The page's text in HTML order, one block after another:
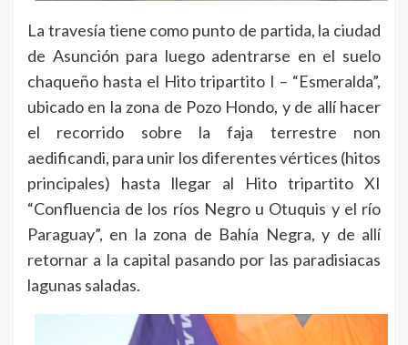
La travesía tiene como punto de partida, la ciudad
de Asunción para luego adentrarse en el suelo
chaqueño hasta el Hito tripartito I – “Esmeralda”,
ubicado en la zona de Pozo Hondo, y de allí hacer
el recorrido sobre la faja terrestre non
aedificandi, para unir los diferentes vértices (hitos
principales) hasta llegar al Hito tripartito XI
“Confluencia de los ríos Negro u Otuquis y el río
Paraguay”, en la zona de Bahía Negra, y de allí
retornar a la capital pasando por las paradisiacas
lagunas saladas.